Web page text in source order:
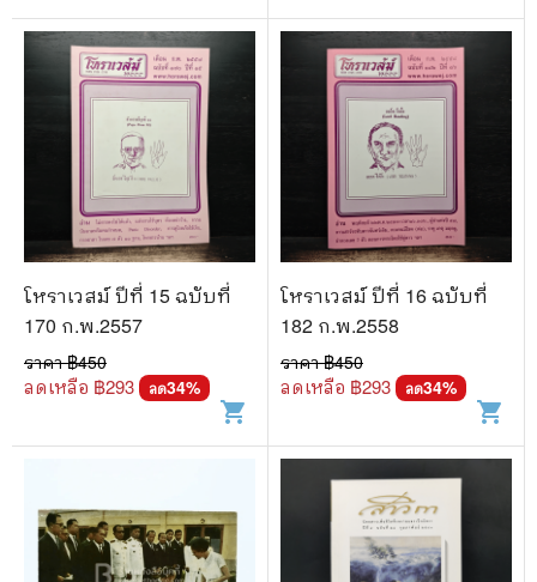
โหราเวสม์ ปีที่ 15 ฉบับที่
170 ก.พ.2557
ราคา ฿450
ลดเหลือ ฿293 ลด34%
shopping_cart
โหราเวสม์ ปีที่ 16 ฉบับที่
182 ก.พ.2558
ราคา ฿450
ลดเหลือ ฿293 ลด34%
shopping_cart